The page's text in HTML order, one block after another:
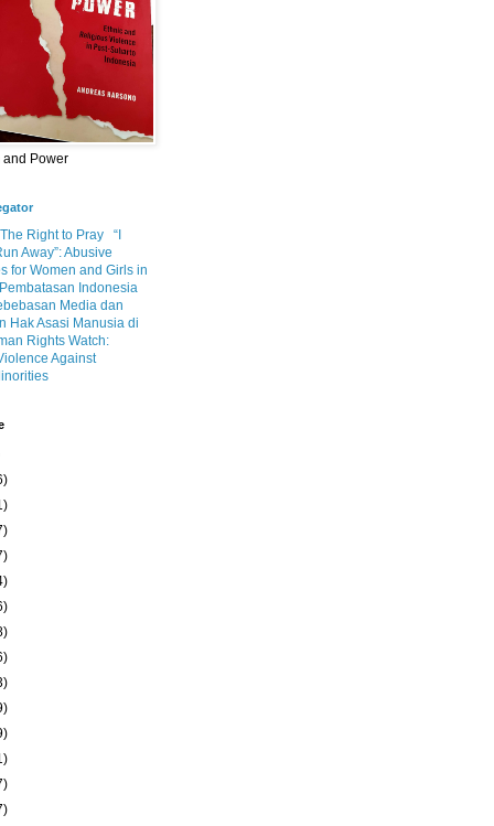
and Power
Right to Pray
“I
Away”: Abusive
for Women and Girls in
Pembatasan Indonesia
Media dan
Hak Asasi Manusia di
Rights Watch:
Against